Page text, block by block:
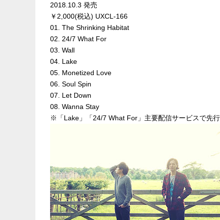
2018.10.3 発売
￥2,000(税込) UXCL-166
01. The Shrinking Habitat
02. 24/7 What For
03. Wall
04. Lake
05. Monetized Love
06. Soul Spin
07. Let Down
08. Wanna Stay
※「Lake」「24/7 What For」主要配信サービスで先